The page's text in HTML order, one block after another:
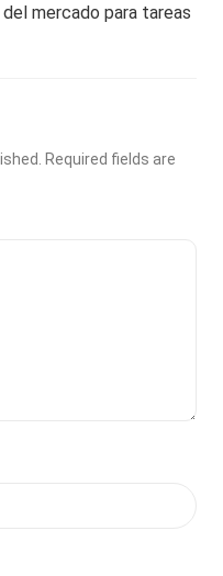
mercado para tareas
Required fields are